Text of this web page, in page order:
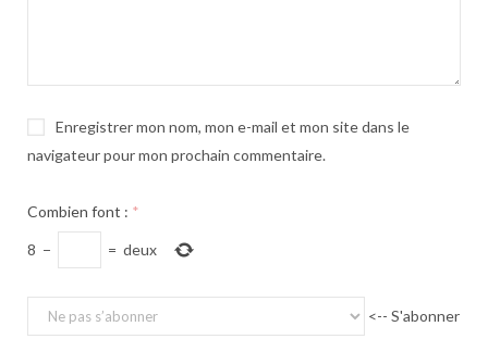
Enregistrer mon nom, mon e-mail et mon site dans le
navigateur pour mon prochain commentaire.
Combien font : *
8 − = deux
<-- S'abonner